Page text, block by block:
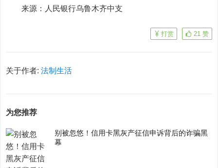
来源：人民银行乌鲁木齐中支
21 赞
打赏
关于作者:法制生活
为您推荐
别被忽悠！信用卡黑灰产征信申诉背后的诈骗黑
幕